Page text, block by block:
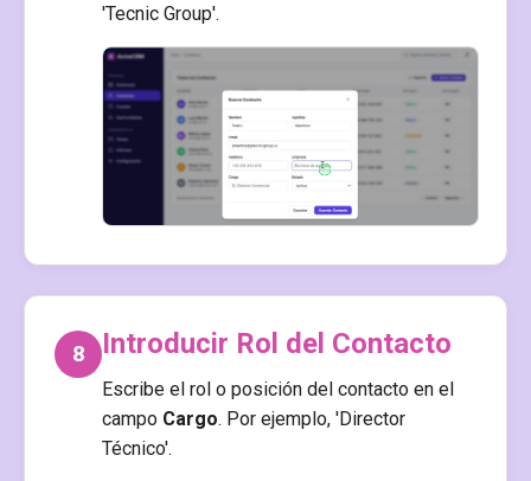
'Tecnic Group'.
8 Introducir Rol del Contacto
Escribe el rol o posición del contacto en el
campo Cargo. Por ejemplo, 'Director
Técnico'.